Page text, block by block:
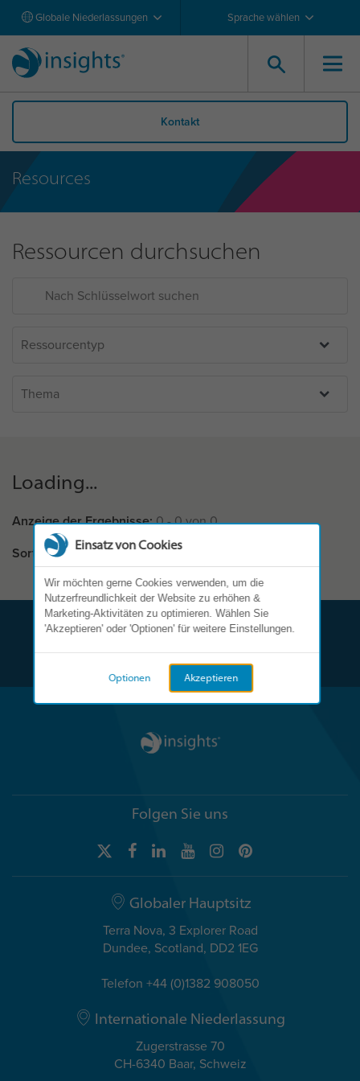
Globale Niederlassungen Sprache wählen
Kontakt
Resources
Ressourcen durchsuchen
Loading...
Anzeige der Ergebnisse:0 - 0 von 0
Sort by
Folgen Sie uns
Globaler Hauptsitz
Terra Nova, 3 Explorer Road
Dundee, Scotland, DD2 1EG
Telefon +44 (0)1382 908050
Internationale Niederlassung
Zugerstrasse 70
CH-6340 Baar, Schweiz
Einsatz von Cookies
Wir möchten gerne Cookies verwenden, um die
Nutzerfreundlichkeit der Website zu erhöhen &
Marketing-Aktivitäten zu optimieren. Wählen Sie
'Akzeptieren' oder 'Optionen' für weitere Einstellungen.
Akzeptieren
Optionen